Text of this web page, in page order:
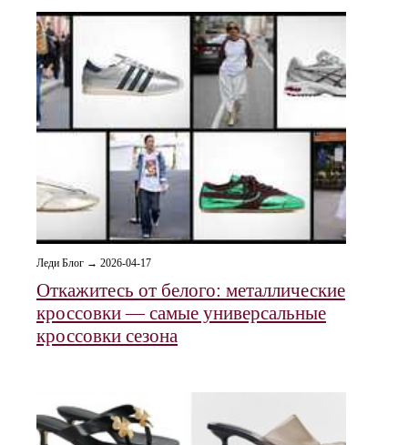
Леди Блог → 2026-04-17
Откажитесь от белого: металлические
кроссовки — самые универсальные
кроссовки сезона